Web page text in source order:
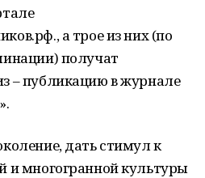
а трое из них (по
получат
– публикацию в журнале
дать стимул к
и многогранной культуры